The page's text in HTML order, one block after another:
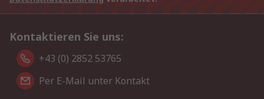
Kontaktieren Sie uns:
+43 (0) 2852 53765
Per E-Mail unter Kontakt